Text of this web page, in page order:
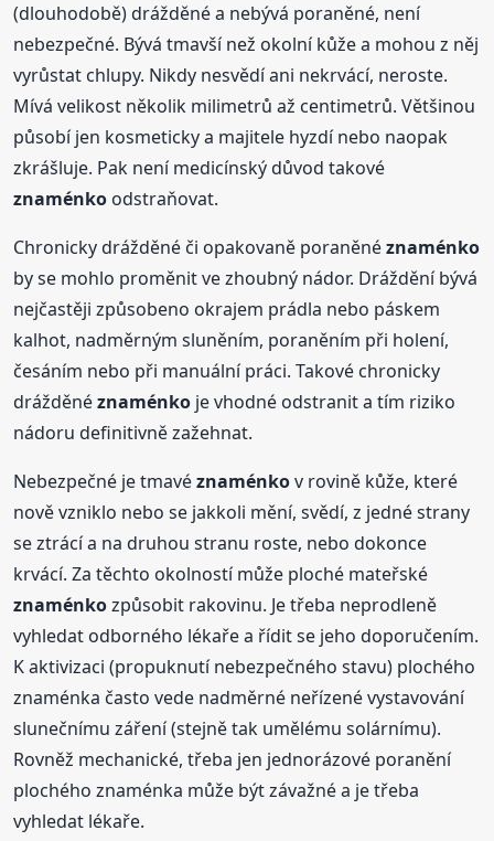
(dlouhodobě) drážděné a nebývá poraněné, není
nebezpečné. Bývá tmavší než okolní kůže a mohou z něj
vyrůstat chlupy. Nikdy nesvědí ani nekrvácí, neroste.
Mívá velikost několik milimetrů až centimetrů. Většinou
působí jen kosmeticky a majitele hyzdí nebo naopak
zkrášluje. Pak není medicínský důvod takové
znaménko odstraňovat.
Chronicky drážděné či opakovaně poraněnéznaménko
by se mohlo proměnit ve zhoubný nádor. Dráždění bývá
nejčastěji způsobeno okrajem prádla nebo páskem
kalhot, nadměrným sluněním, poraněním při holení,
česáním nebo při manuální práci. Takové chronicky
drážděnéznaménko je vhodné odstranit a tím riziko
nádoru definitivně zažehnat.
Nebezpečné je tmavéznaménkov rovině kůže, které
nově vzniklo nebo se jakkoli mění, svědí, z jedné strany
se ztrácí a na druhou stranu roste, nebo dokonce
krvácí. Za těchto okolností může ploché mateřské
znaménkozpůsobit rakovinu. Je třeba neprodleně
vyhledat odborného lékaře a řídit se jeho doporučením.
K aktivizaci (propuknutí nebezpečného stavu) plochého
znaménka často vede nadměrné neřízené vystavování
slunečnímu záření (stejně tak umělému solárnímu).
Rovněž mechanické, třeba jen jednorázové poranění
plochého znaménka může být závažné a je třeba
vyhledat lékaře.